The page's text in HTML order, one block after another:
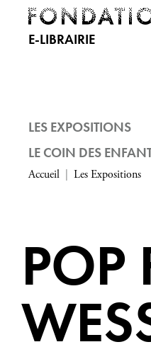
E-LIBRAIRIE
LES EXPOSITIONS
LE COIN DES
Accueil Les Expositions
POP